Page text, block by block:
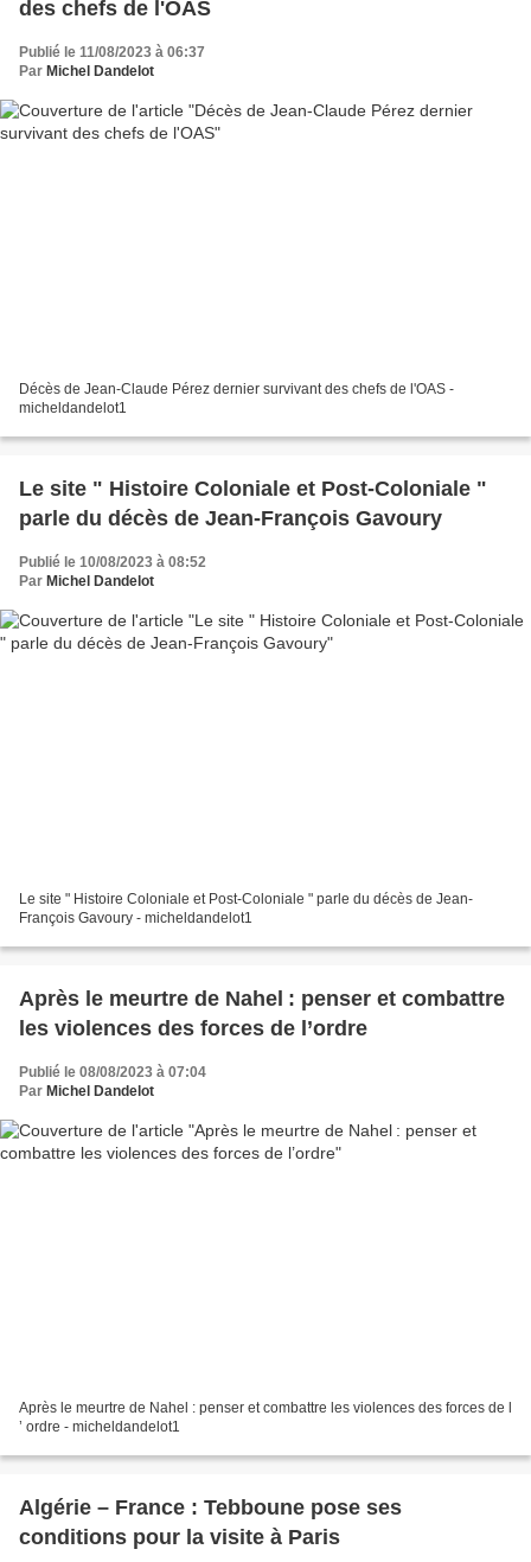
des chefs de l'OAS
Publié le 11/08/2023 à 06:37
Par Michel Dandelot
Décès de Jean-Claude Pérez dernier survivant des chefs de l'OAS -
micheldandelot1
Le site " Histoire Coloniale et Post-Coloniale "
parle du décès de Jean-François Gavoury
Publié le 10/08/2023 à 08:52
Par Michel Dandelot
Le site " Histoire Coloniale et Post-Coloniale " parle du décès de Jean-
François Gavoury - micheldandelot1
Après le meurtre de Nahel : penser et combattre
les violences des forces de l’ordre
Publié le 08/08/2023 à 07:04
Par Michel Dandelot
Après le meurtre de Nahel : penser et combattre les violences des forces de l
’ ordre - micheldandelot1
Algérie – France : Tebboune pose ses
conditions pour la visite à Paris